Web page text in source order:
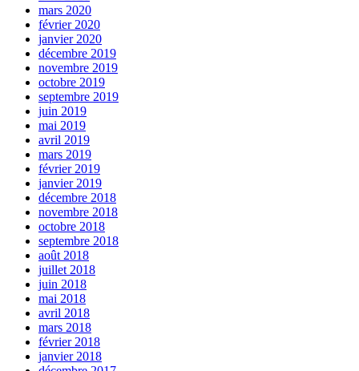
mars 2020
février 2020
janvier 2020
décembre 2019
novembre 2019
octobre 2019
septembre 2019
juin 2019
mai 2019
avril 2019
mars 2019
février 2019
janvier 2019
décembre 2018
novembre 2018
octobre 2018
septembre 2018
août 2018
juillet 2018
juin 2018
mai 2018
avril 2018
mars 2018
février 2018
janvier 2018